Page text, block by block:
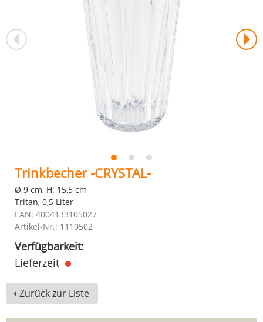
Trinkbecher -CRYSTAL-
Ø 9 cm, H: 15,5 cm
Tritan, 0,5 Liter
EAN: 4004133105027
Artikel-Nr.: 1110502
Verfügbarkeit:
Lieferzeit
Zurück zur Liste